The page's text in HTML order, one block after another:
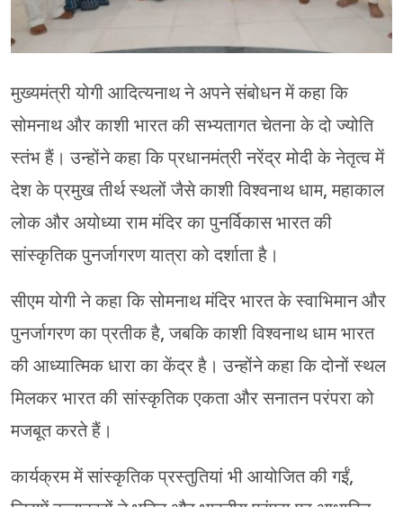
मुख्यमंत्री योगी आदित्यनाथ ने अपने संबोधन में कहा कि
सोमनाथ और काशी भारत की सभ्यतागत चेतना के दो ज्योति
स्तंभ हैं। उन्होंने कहा कि प्रधानमंत्री नरेंद्र मोदी के नेतृत्व में
देश के प्रमुख तीर्थ स्थलों जैसे काशी विश्वनाथ धाम, महाकाल
लोक और अयोध्या राम मंदिर का पुनर्विकास भारत की
सांस्कृतिक पुनर्जागरण यात्रा को दर्शाता है।
सीएम योगी ने कहा कि सोमनाथ मंदिर भारत के स्वाभिमान और
पुनर्जागरण का प्रतीक है, जबकि काशी विश्वनाथ धाम भारत
की आध्यात्मिक धारा का केंद्र है। उन्होंने कहा कि दोनों स्थल
मिलकर भारत की सांस्कृतिक एकता और सनातन परंपरा को
मजबूत करते हैं।
कार्यक्रम में सांस्कृतिक प्रस्तुतियां भी आयोजित की गईं,